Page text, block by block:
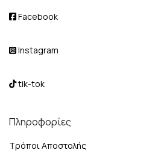
Facebook
Instagram
tik-tok
Πληροφορίες
Τρόποι Αποστολής